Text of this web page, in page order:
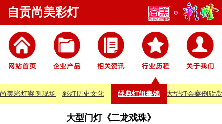
自贡尚美彩灯
尚美彩灯案例现场 彩灯历史文化 经典灯组集锦 大型灯会案例欣赏
大型门灯《二龙戏珠》